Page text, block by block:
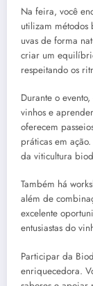
Na feira, você
utilizam métodos
uvas de forma
criar um
respeitando os
Durante o
vinhos e
oferecem
práticas em
da viticultura
Também há
além de
excelente
entusiastas do
Participar da
enriquecedora.